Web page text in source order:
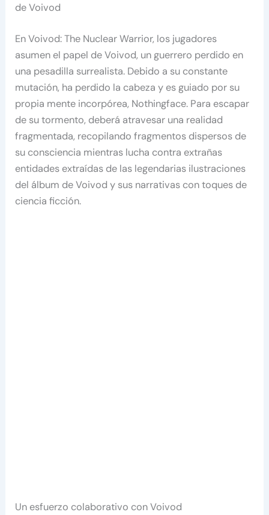
de Voivod
En Voivod: The Nuclear Warrior, los jugadores
asumen el papel de Voivod, un guerrero perdido en
una pesadilla surrealista. Debido a su constante
mutación, ha perdido la cabeza y es guiado por su
propia mente incorpórea, Nothingface. Para escapar
de su tormento, deberá atravesar una realidad
fragmentada, recopilando fragmentos dispersos de
su consciencia mientras lucha contra extrañas
entidades extraídas de las legendarias ilustraciones
del álbum de Voivod y sus narrativas con toques de
ciencia ficción.
Un esfuerzo colaborativo con Voivod